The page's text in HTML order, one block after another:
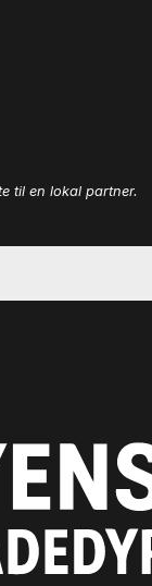
til en lokal partner.